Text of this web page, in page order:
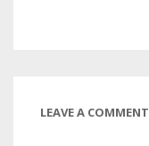
LEAVE A COMMENT